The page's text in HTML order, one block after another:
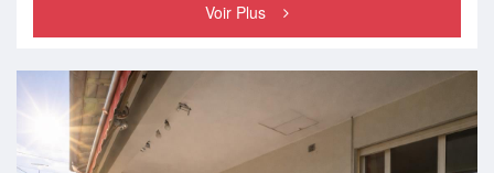
Voir Plus